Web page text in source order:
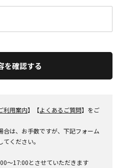
を確認する
利用案内】【よくあるご質問】をご
は、お手数ですが、下記フォーム
ください。
～17:00とさせていただきます